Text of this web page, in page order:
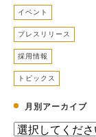
イベント
プレスリリース
採用情報
トピックス
月別アーカイブ